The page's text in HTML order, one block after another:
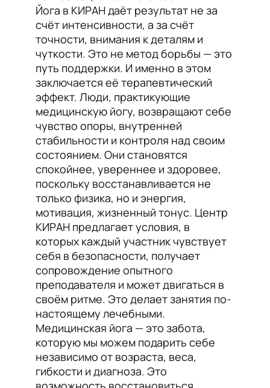
Йога в КИРАН даёт результат не за
счёт интенсивности, а за счёт
точности, внимания к деталям и
чуткости. Это не метод борьбы — это
путь поддержки. И именно в этом
заключается её терапевтический
эффект. Люди, практикующие
медицинскую йогу, возвращают себе
чувство опоры, внутренней
стабильности и контроля над своим
состоянием. Они становятся
спокойнее, увереннее и здоровее,
поскольку восстанавливается не
только физика, но и энергия,
мотивация, жизненный тонус. Центр
КИРАН предлагает условия, в
которых каждый участник чувствует
себя в безопасности, получает
сопровождение опытного
преподавателя и может двигаться в
своём ритме. Это делает занятия по-
настоящему лечебными.
Медицинская йога — это забота,
которую мы можем подарить себе
независимо от возраста, веса,
гибкости и диагноза. Это